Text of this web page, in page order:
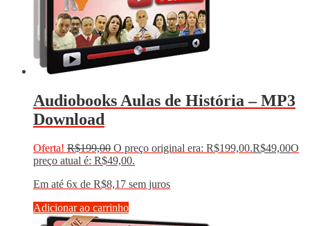
Audiobooks Aulas de História – MP3
Download
Oferta! R$199,00 O preço original era: R$199,00.R$49,00O
preço atual é: R$49,00.
Em até 6x de R$8,17 sem juros
Adicionar ao carrinho